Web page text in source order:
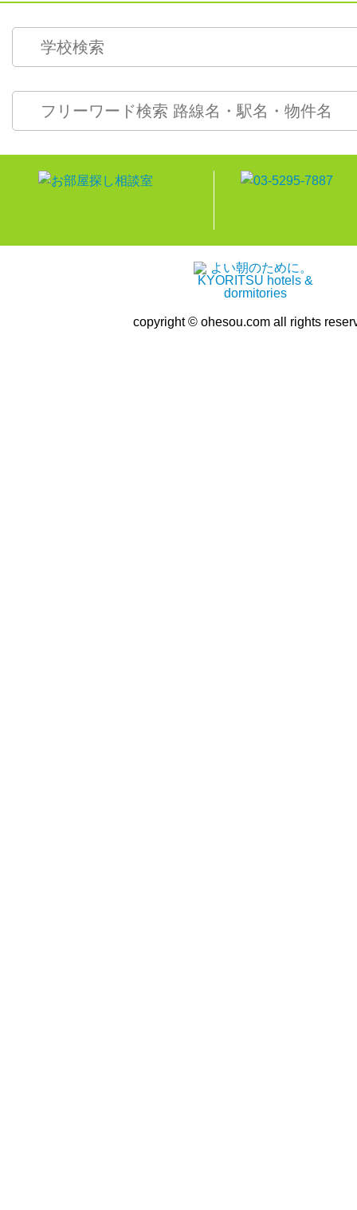
copyright © ohesou.com all rights